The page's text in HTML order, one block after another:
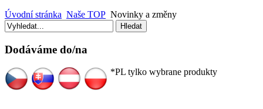
Úvodní stránka Naše TOP Novinky a změny
Dodáváme do/na
*PL tylko wybrane produkty